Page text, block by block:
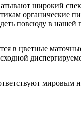
широкий
органические
повсюду в нашей
в цветные
мировым